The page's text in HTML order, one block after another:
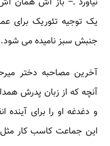
یک توجیه تئوریک برای
جنبش سبز نامیده می شود.
آخرین مصاحبه دختر
آنچه که از زبان پدرش
و دغدغه او را برای آینده
این جماعت کاسب کار